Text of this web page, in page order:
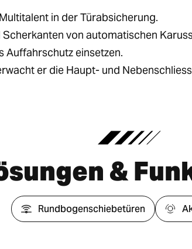
in der Türabsicherung.
von automatischen
Auffahrschutz einsetzen.
er die Haupt- und
&
Rundbogenschiebetüren